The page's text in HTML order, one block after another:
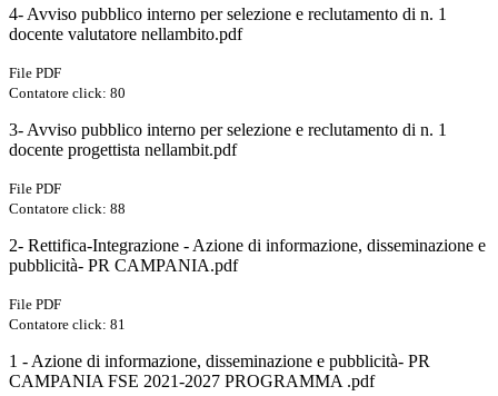
4- Avviso pubblico interno per selezione e reclutamento di n. 1
docente valutatore nellambito.pdf
File PDF
Contatore click: 80
3- Avviso pubblico interno per selezione e reclutamento di n. 1
docente progettista nellambit.pdf
File PDF
Contatore click: 88
2- Rettifica-Integrazione - Azione di informazione, disseminazione e
pubblicità- PR CAMPANIA.pdf
File PDF
Contatore click: 81
1 - Azione di informazione, disseminazione e pubblicità- PR
CAMPANIA FSE 2021-2027 PROGRAMMA .pdf